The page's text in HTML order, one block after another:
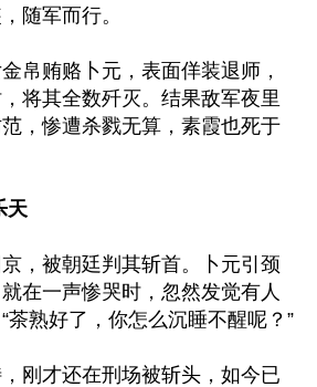
随军而行。
帛贿赂卜元，表面佯装退师，
将其全数歼灭。结果敌军夜里
，惨遭杀戮无算，素霞也死于
天
，被朝廷判其斩首。卜元引颈
在一声惨哭时，忽然发觉有人
茶熟好了，你怎么沉睡不醒呢？”
刚才还在刑场被斩头，如今已